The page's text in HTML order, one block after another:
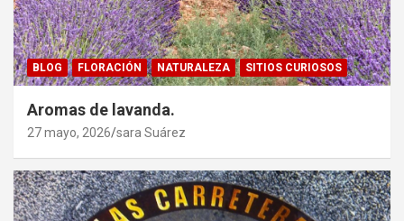
BLOG FLORACIÓN NATURALEZA SITIOS CURIOSOS
Aromas de lavanda.
27 mayo, 2026 sara Suárez